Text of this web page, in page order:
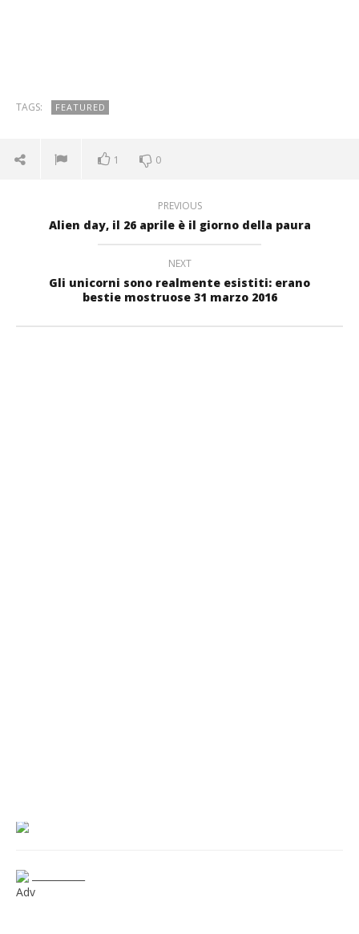
TAGS: FEATURED
1 0
PREVIOUS
Alien day, il 26 aprile è il giorno della paura
NEXT
Gli unicorni sono realmente esistiti: erano
bestie mostruose 31 marzo 2016
Adv